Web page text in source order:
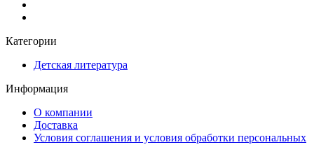
Категории
Детская литература
Информация
О компании
Доставка
Условия соглашения и условия обработки персональных